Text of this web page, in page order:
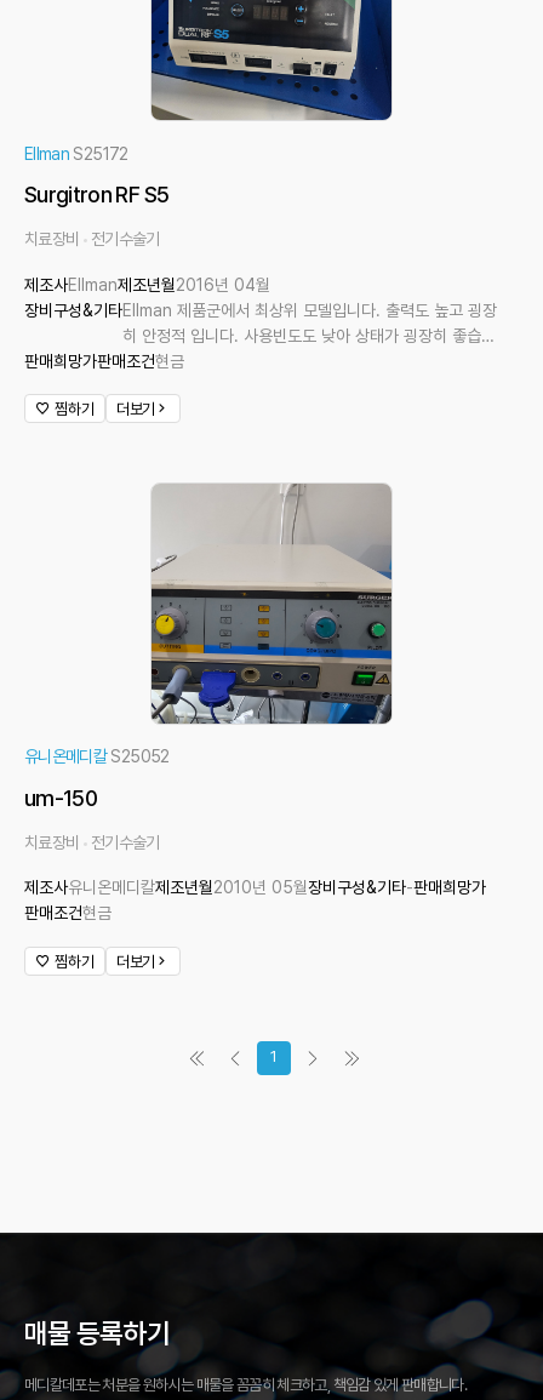
Ellman S25172
Surgitron RF S5
치료장비 전기수술기
제조사Ellman제조년월2016년 04월
장비구성&기타Ellman 제품군에서 최상위 모델입니다. 출력도 높고 굉장
히 안정적 입니다. 사용빈도도 낮아 상태가 굉장히 좋습니
다. 모노폴라 세트 구성입니다
판매희망가판매조건현금
찜하기 더보기
유니온메디칼 S25052
um-150
치료장비 전기수술기
제조사유니온메디칼제조년월2010년 05월장비구성&기타-판매희망가
판매조건현금
찜하기 더보기
1
매물 등록하기
메디칼데포는 처분을 원하시는 매물을 꼼꼼히 체크하고, 책임감 있게 판매합니다.